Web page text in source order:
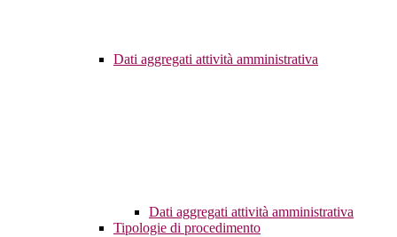
Dati aggregati attività amministrativa
Dati aggregati attività amministrativa
Tipologie di procedimento